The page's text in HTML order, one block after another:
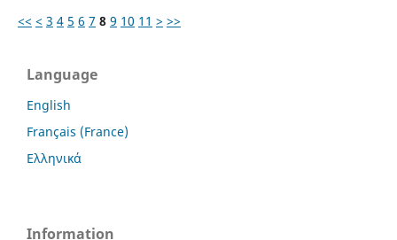
<< < 3 4 5 6 7 8 9 10 11 > >>
Language
English
Français (France)
Ελληνικά
Information